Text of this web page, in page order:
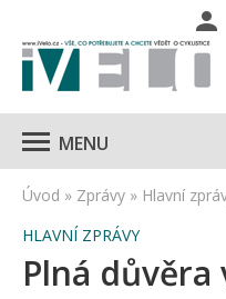
MENU
Úvod » Zprávy » Hlavní
HLAVNÍ ZPRÁVY
Plná důvěra